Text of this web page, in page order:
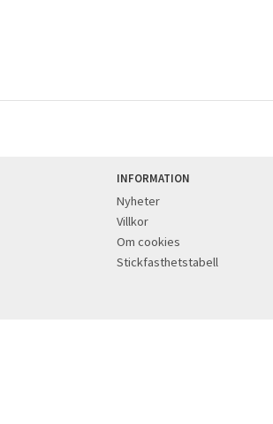
INFORMATION
Nyheter
Villkor
Om cookies
Stickfasthetstabell